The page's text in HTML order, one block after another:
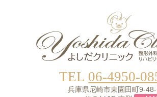
TEL 06-4950-
兵庫県尼崎市東園田町9-48-